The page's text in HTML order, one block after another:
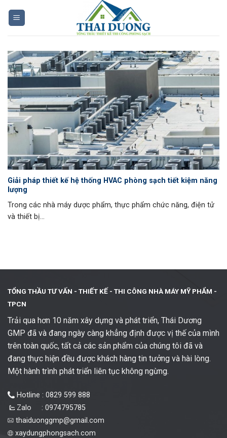
Giải pháp thiết kế hệ thống HVAC phòng sạch tiết kiệm năng
lượng
Trong các nhà máy dược phẩm, thực phẩm chức năng, điện tử
và thiết bị...
TỔNG THẦU TƯ VẤN - THIẾT KẾ - THI CÔNG NHÀ MÁY MỸ PHẨM -
TPCN
Trải qua hơn 10 năm xây dựng và phát triển, Thái Dương
GMP đã và đang ngày càng khẳng định được vị thế của mình
trên toàn quốc, tất cả các sản phẩm của chúng tôi đã và
đang thực hiện đều được khách hàng tin tưởng và hài lòng.
Một hành trình phát triển liên tục không ngừng.
Hotline : 0829 599 888
Zalo : 0974795785
thaiduonggmp@gmail.com
xaydungphongsach.com